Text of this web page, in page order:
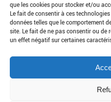
que les cookies pour stocker et/ou
Le fait de consentir à ces
données telles que le comportement
site. Le fait de ne pas consentir ou de
un effet négatif sur certaines
Album